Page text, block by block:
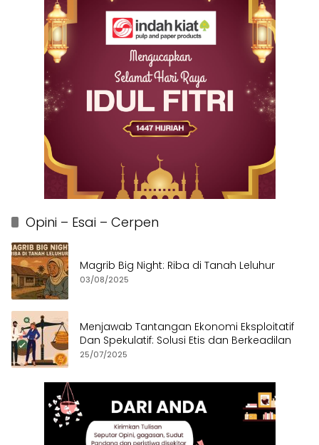
Opini – Esai – Cerpen
Magrib Big Night: Riba di Tanah Leluhur
03/08/2025
Menjawab Tantangan Ekonomi Eksploitatif
Dan Spekulatif: Solusi Etis dan Berkeadilan
25/07/2025